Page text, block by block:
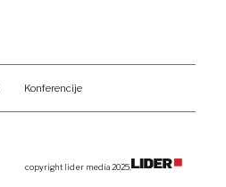
Konferencije
copyright lider media 2025.